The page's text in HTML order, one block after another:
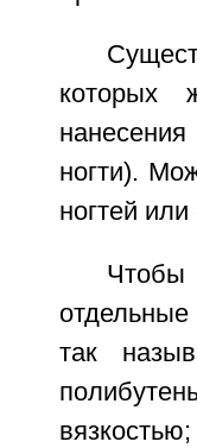
которых
ногти).
ногтей
Чтобы
так